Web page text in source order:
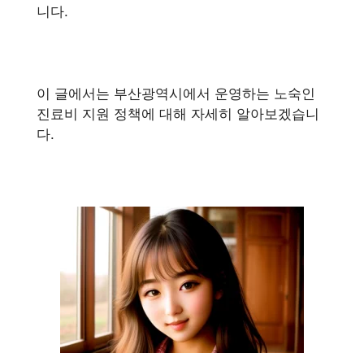
니다.
이 글에서는 부산광역시에서 운영하는 노숙인
진료비 지원 정책에 대해 자세히 알아보겠습니
다.